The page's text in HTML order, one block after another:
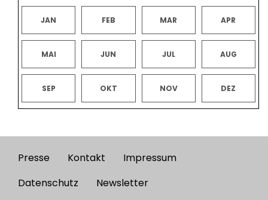
JAN FEB MAR APR
MAI JUN JUL AUG
SEP OKT NOV DEZ
Footer
menu
Presse Kontakt
Impressum
Datenschutz
Newsletter